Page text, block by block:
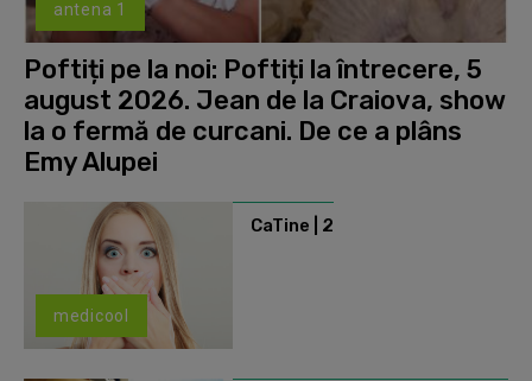
antena 1
Poftiți pe la noi: Poftiți la întrecere, 5
august 2026. Jean de la Craiova, show
la o fermă de curcani. De ce a plâns
Emy Alupei
medicool
CaTine | 2